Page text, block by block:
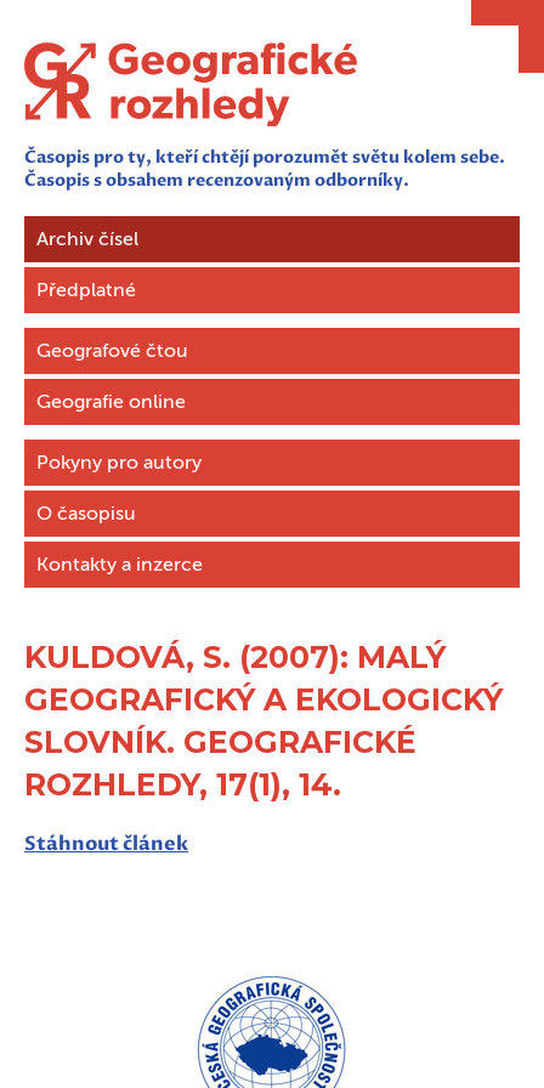
Časopis pro ty, kteří chtějí porozumět světu kolem sebe.
Časopis s obsahem recenzovaným odborníky.
Archiv čísel
Předplatné
Geografové čtou
Geografie online
Pokyny pro autory
O časopisu
Kontakty a inzerce
KULDOVÁ, S. (2007): MALÝ
GEOGRAFICKÝ A EKOLOGICKÝ
SLOVNÍK. GEOGRAFICKÉ
ROZHLEDY, 17(1), 14.
Stáhnout článek